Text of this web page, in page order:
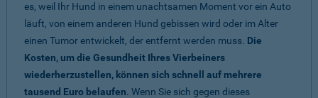
es, weil Ihr Hund in einem unachtsamen Moment vor ein Auto
läuft, von einem anderen Hund gebissen wird oder im Alter
einen Tumor entwickelt, der entfernt werden muss. Die
Kosten, um die Gesundheit Ihres Vierbeiners
wiederherzustellen, können sich schnell auf mehrere
tausend Euro belaufen. Wenn Sie sich gegen dieses